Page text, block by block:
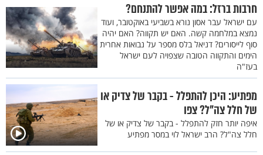
חרבות ברזל: במה אפשר להתנחם?
עם ישראל עבר אסון נורא בשביעי באוקטובר, ועוד
נמצא במלחמה קשה. האם יש תקווה? האם יהיה
סוף לייסורים? דניאל בלס מספר על נבואות אחרית
הימים והתקווה הטובה שצפויה לעם ישראל
בעז"ה
מפתיע: היכן להתפלל - בקבר של צדיק או
של חלל צה"ל? צפו
איפה יותר חזק להתפלל - בקבר של צדיק או של
חלל צה"ל? הרב ישראל לוי במסר מפתיע